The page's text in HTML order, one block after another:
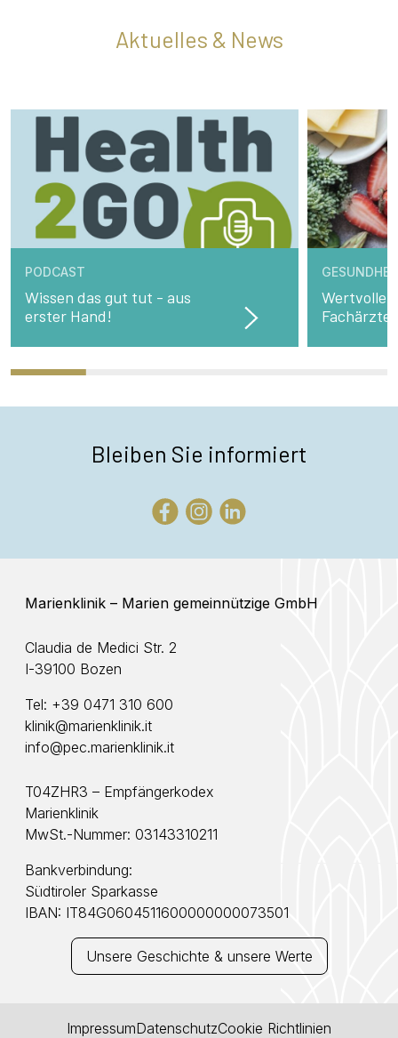
Aktuelles & News
PODCAST
Wissen das gut tut - aus
erster Hand!
Wertvolle
Bleiben Sie informiert
Marienklinik – Marien gemeinnützige GmbH
Claudia de Medici Str. 2
I-39100 Bozen
Tel: +39 0471 310 600
klinik@marienklinik.it
info@pec.marienklinik.it
T04ZHR3 – Empfängerkodex
Marienklinik
MwSt.-Nummer: 03143310211
Bankverbindung:
Südtiroler Sparkasse
IBAN: IT84G0604511600000000073501
Unsere Geschichte & unsere Werte
ImpressumDatenschutzCookie Richtlinien